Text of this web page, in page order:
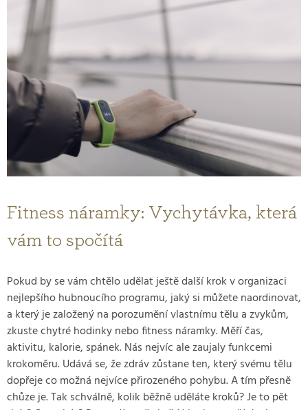
Fitness náramky: Vychytávka, která
vám to spočítá
Pokud by se vám chtělo udělat ještě další krok v organizaci
nejlepšího hubnoucího programu, jaký si můžete naordinovat,
a který je založený na porozumění vlastnímu tělu a zvykům,
zkuste chytré hodinky nebo fitness náramky. Měří čas,
aktivitu, kalorie, spánek. Nás nejvíc ale zaujaly funkcemi
krokoměru. Udává se, že zdráv zůstane ten, který svému tělu
dopřeje co možná nejvíce přirozeného pohybu. A tím přesně
chůze je. Tak schválně, kolik běžně uděláte kroků? Je to pět